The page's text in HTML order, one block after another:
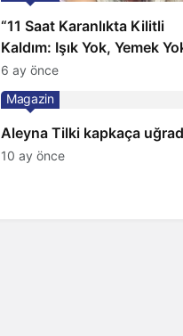
“11 Saat Karanlıkta Kilitli
Kaldım: Işık Yok, Yemek
Tuvalet Yok!” Çağla
Şok İtiraf
6 ay önce
Aleyna Tilki kapkaça
Magazin
10 ay önce